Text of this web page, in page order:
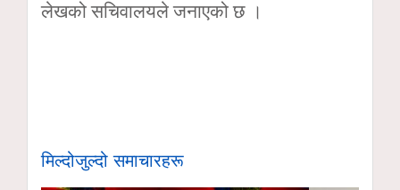
लेखको सचिवालयले जनाएको छ ।
मिल्दोजुल्दो समाचारहरू